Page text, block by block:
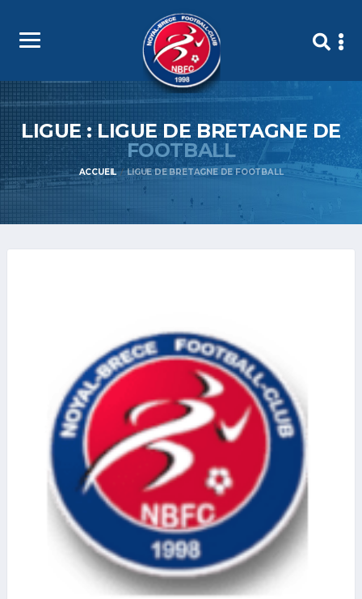
LIGUE : LIGUE DE BRETAGNE DE
FOOTBALL
ACCUEIL LIGUE DE BRETAGNE DE FOOTBALL